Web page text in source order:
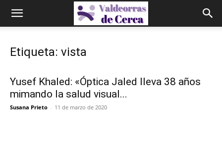
Etiqueta: vista
Yusef Khaled: «Óptica Jaled lleva 38 años
mimando la salud visual...
Susana Prieto - 11 de marzo de 2020